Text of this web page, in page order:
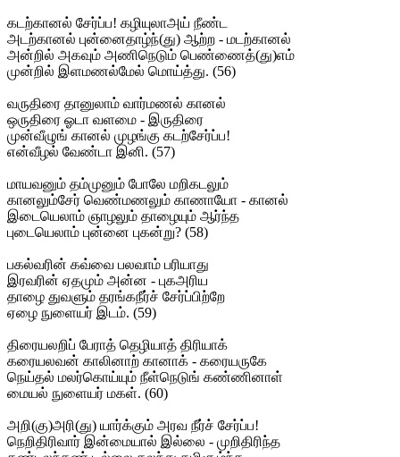
கடற்கானல் சேர்ப்ப! கழியுலாஅய் நீண்ட
அடற்கானல் புன்னைதாழ்ந்(து) ஆற்ற - மடற்கானல்
அன்றில் அகவும் அணிநெடும் பெண்ணைத்(து)எம்
முன்றில் இளமணல்மேல் மொய்த்து. (56)
வருதிரை தானுலாம் வார்மணல் கானல்
ஒருதிரை ஓடா வளமை - இருதிரை
முன்வீழுங் கானல் முழங்கு கடற்சேர்ப்ப!
என்வீழல் வேண்டா இனி. (57)
மாயவனும் தம்முனும் போலே மறிகடலும்
கானலும்சேர் வெண்மணலும் காணாயோ - கானல்
இடையெலாம் ஞாழலும் தாழையும் ஆர்ந்த
புடையெலாம் புன்னை புகன்று? (58)
பகல்வரின் கவ்வை பலவாம் பரியாது
இரவரின் ஏதமும் அன்ன - புகஅரிய
தாழை துவளும் தரங்கநீர்ச் சேர்ப்பிற்றே
ஏழை நுளையர் இடம். (59)
திரையலறிப் பேராத் தெழியாத் திரியாக்
கரையலவன் காலினாற் கானாக் - கரையருகே
நெய்தல் மலர்கொய்யும் நீள்நெடுங் கண்ணினாள்
மையல் நுளையர் மகள். (60)
அறி(கு)அரி(து) யார்க்கும் அரவ நீர்ச் சேர்ப்ப!
நெறிதிரிவார் இன்மையால் இல்லை - முறிதிரிந்த